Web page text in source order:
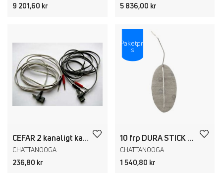
9 201,60 kr 5 836,00 kr
CEFAR 2 kanaligt kabelset
CHATTANOOGA
236,80 kr
Paketpri
s
10 frp DURA STICK PREMIUM 50x100 mm oval
CHATTANOOGA
1 540,80 kr